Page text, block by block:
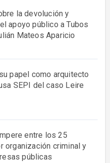
la devolución y
apoyo público a Tubos
Mateos Aparicio
papel como arquitecto
SEPI del caso Leire
entre los 25
organización criminal y
públicas